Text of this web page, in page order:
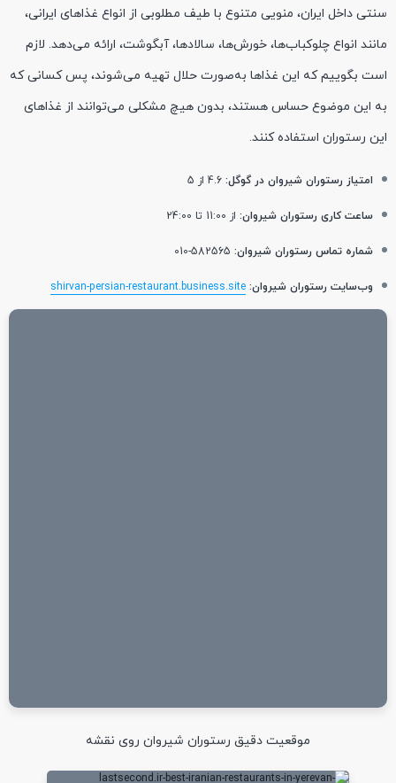
سنتی داخل ایران، منویی متنوع با طیف مطلوبی از انواع غذاهای ایرانی،
مانند انواع چلوکباب‌ها، خورش‌ها، سالادها، آبگوشت، ارائه می‌دهد. لازم
است بگوییم که این غذاها به‌صورت حلال تهیه می‌شوند، پس کسانی که
به این موضوع حساس هستند، بدون هیچ مشکلی می‌توانند از غذاهای
این رستوران استفاده کنند.
امتیاز رستوران شیروان در گوگل:
ساعت کاری رستوران شیروان: از 11:00 تا 24:00
شماره تماس رستوران شیروان:
وب‌سایت رستوران شیروان: shirvan-persian-restaurant.business.site
موقعیت دقیق رستوران شیروان روی نقشه